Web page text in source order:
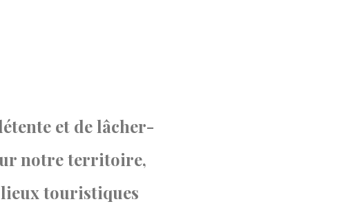
et de lâcher-
notre territoire,
touristiques